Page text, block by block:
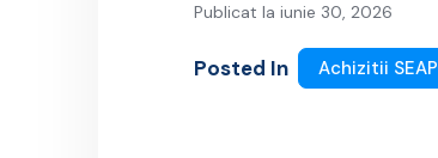
Publicat la iunie 30, 2026
Posted In Achizitii SEAP